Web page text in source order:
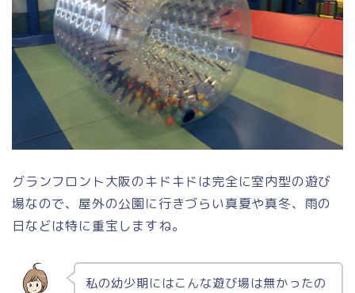
グランフロント大阪のキドキドは完全に室内型の遊び
場なので、屋外の公園に行きづらい真夏や真冬、雨の
日などは特に重宝しますね。
私の幼少期にはこんな遊び場は無かったの